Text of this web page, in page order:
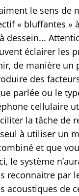
le sens de
« bluffantes »
dessein...
éclairer les
de manière un
des
parlée ou le
cellulaire
la tâche de
à utiliser un
et que
le système
reconnaitre par
acoustiques de